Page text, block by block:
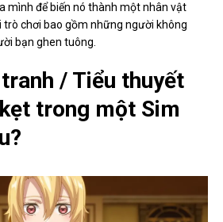
mình để biến nó thành một nhân vật
trò chơi bao gồm những người không
bạn ghen tuông.
/ Tiểu thuyết
trong một Sim